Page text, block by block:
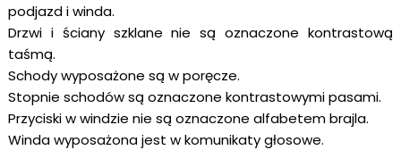
podjazd i winda.
Drzwi i ściany szklane nie są oznaczone kontrastową
taśmą.
Schody wyposażone są w poręcze.
Stopnie schodów są oznaczone kontrastowymi pasami.
Przyciski w windzie nie są oznaczone alfabetem brajla.
Winda wyposażona jest w komunikaty głosowe.